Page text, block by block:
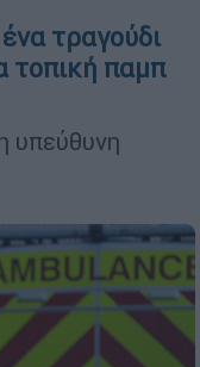
τραγούδι
τοπική παμπ
υπεύθυνη